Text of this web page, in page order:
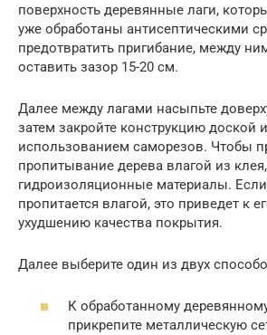
поверхность деревянные лаги,
уже обработаны антисептическими
предотвратить пригибание, между
оставить зазор 15-20 см.
Далее между лагами насыпьте
затем закройте конструкцию доской
использованием саморезов. Чтобы
пропитывание дерева влагой из
гидроизоляционные материалы.
пропитается влагой, это приведет к
ухудшению качества покрытия.
Далее выберите один из двух
К обработанному
прикрепите металлическую